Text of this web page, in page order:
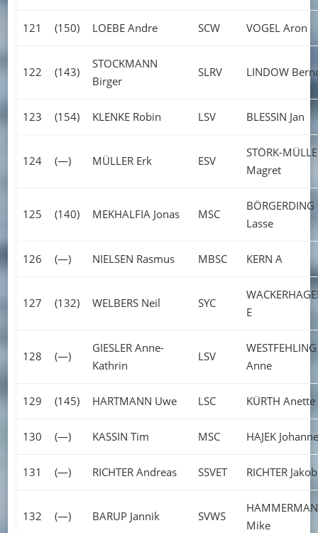
121 (150) LOEBE Andre SCW VOGEL Aron
122 (143)
STOCKMANN
Birger
SLRV LINDOW
123 (154) KLENKE Robin LSV BLESSIN Jan
124 (—) MÜLLER Erk ESV
STÖRK-
Magret
125 (140) MEKHALFIA Jonas MSC
BÖRGERDING
Lasse
126 (—) NIELSEN Rasmus MBSC KERN A
127 (132) WELBERS Neil SYC
E
128 (—)
GIESLER Anne-
Kathrin
LSV
WESTFEHLING
Anne
129 (145) HARTMANN Uwe LSC KÜRTH Anette
130 (—) KASSIN Tim MSC HAJEK
131 (—) RICHTER Andreas SSVET RICHTER Jakob
132 (—) BARUP Jannik SVWS
Mike